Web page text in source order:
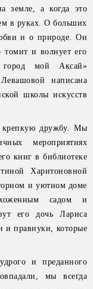
земле, а когда это
в руках. О больших
и о природе. Он
и волнует его
мой Аксай»
написана
школы искусств
крепкую дружбу. Мы
мероприятиях
книг в библиотеке
Харитоновной
и уютном доме
садом и
его дочь Лариса
и правнуки, которые
и преданного
мы всегда